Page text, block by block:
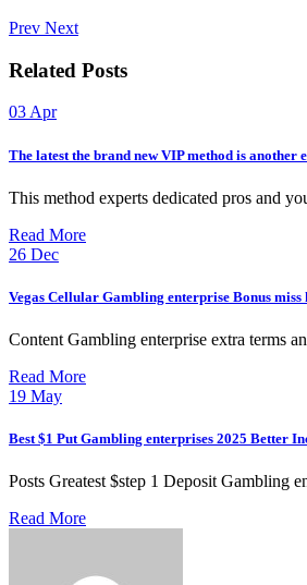
Prev Next
Related Posts
03 Apr
The latest the brand new VIP method is
This method experts dedicated pros and
Read More
26 Dec
Vegas Cellular Gambling enterprise Bonus
Content Gambling enterprise extra terms
Read More
19 May
Best $1 Put Gambling enterprises 2025 Better
Posts Greatest $step 1 Deposit Gambling
Read More